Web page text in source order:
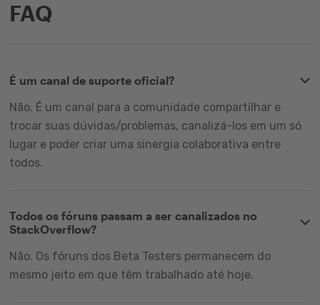
FAQ
É um canal de suporte oficial?
Não. É um canal para a comunidade compartilhar e
trocar suas dúvidas/problemas, canalizá-los em um só
lugar e poder criar uma sinergia colaborativa entre
todos.
Todos os fóruns passam a ser canalizados no
StackOverflow?
Não. Os fóruns dos Beta Testers permanecem do
mesmo jeito em que têm trabalhado até hoje.